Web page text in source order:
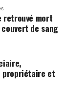
retrouvé mort
de sang
propriétaire et